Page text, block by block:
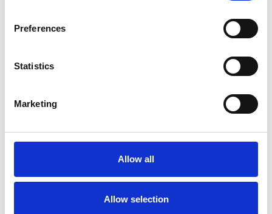
Preferences
Statistics
Marketing
Allow all
Allow selection
échafaudage pliant
Compact module 1+2
Afficher le produit
Échafaudage Altrex RS
Tower 34 module 1+2+3
€1.827,00
Afficher le produit